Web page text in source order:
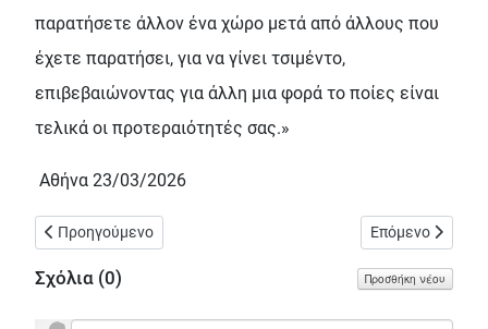
παρατήσετε άλλον ένα χώρο μετά από άλλους που
έχετε παρατήσει, για να γίνει τσιμέντο,
επιβεβαιώνοντας για άλλη μια φορά το ποίες είναι
τελικά οι προτεραιότητές σας.»
Αθήνα 23/03/2026
Προηγούμενο άρθρο: Παρεμβάσεις της Ανοιχτής Πόλης στην
Προηγούμενο Επόμενο άρθρο:
Επόμενο
Σχόλια (0) Προσθήκη νέου